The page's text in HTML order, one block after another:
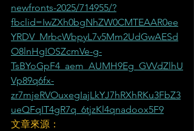
newfronts-2025/714955/?
fbclid=IwZXh0bgNhZW0CMTEAAR0ee
YRDV_MrbcWbpyL7v5Mm2UdGwAESd
O8lnHgIOSZcmVe-g-
TsBYoGpF4_aem_AUMH9Eg_GVVdZlhU
Vp89q6fx-
zr7mjeRVOuxegIajLkYJ7hRXhRKu3FbZ3
ueQFqIT4gR7q_6tjzKl4qnadoox5F9
文章來源：